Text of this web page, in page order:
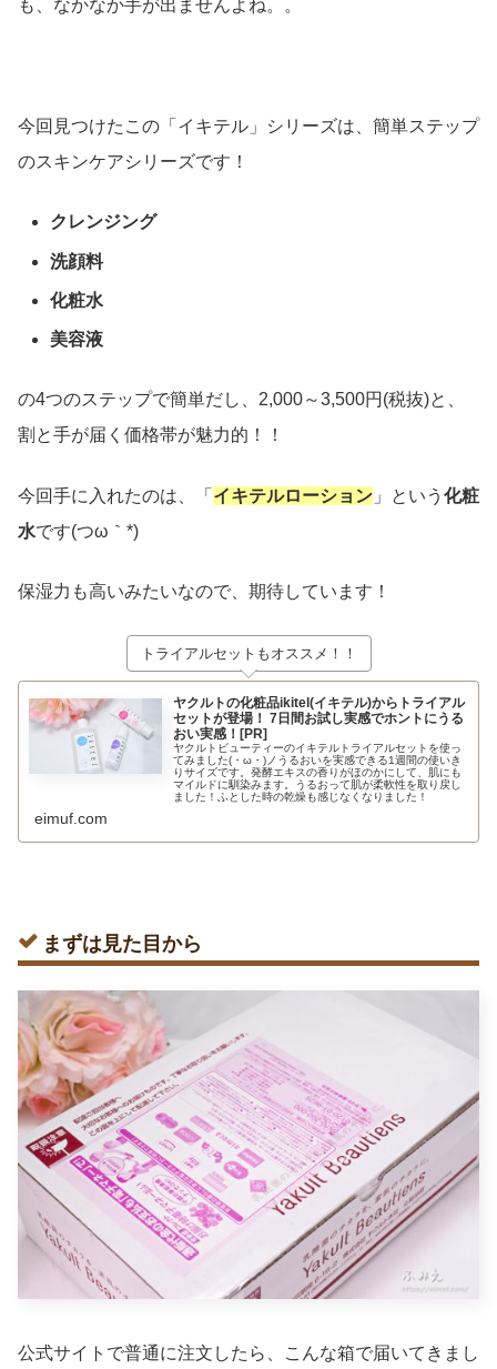
も、なかなか手が出ませんよね。。
今回見つけたこの「イキテル」シリーズは、簡単ステップ
のスキンケアシリーズです！
クレンジング
洗顔料
化粧水
美容液
の4つのステップで簡単だし、2,000～3,500円(税抜)と、
割と手が届く価格帯が魅力的！！
今回手に入れたのは、「 イキテルローション 」という 化粧
水です(つω｀*)
保湿力も高いみたいなので、期待しています！
トライアルセットもオススメ！！
ヤクルトの化粧品ikitel(イキテル)からトライアル
セットが登場！ 7日間お試し実感でホントにうる
おい実感！[PR]
ヤクルトビューティーのイキテルトライアルセットを使っ
てみました(・ω・)ノうるおいを実感できる1週間の使いき
りサイズです。発酵エキスの香りがほのかにして、肌にも
マイルドに馴染みます。うるおって肌が柔軟性を取り戻し
ました！ふとした時の乾燥も感じなくなりました！
eimuf.com
まずは見た目から
公式サイトで普通に注文したら、こんな箱で届いてきまし